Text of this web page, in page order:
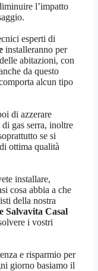
l’impatto
esperti di
installeranno per
abitazioni, con
da questo
alcun tipo
di azzerare
gas serra, inoltre
se si
ottima qualità
installare,
cosa abbia a che
della nostra
Salvavita Casal
i vostri
e risparmio per
giorno basiamo il